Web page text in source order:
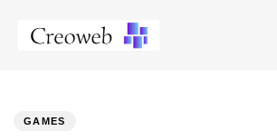
GAMES